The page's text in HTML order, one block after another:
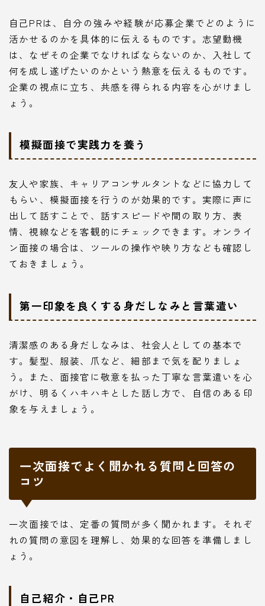
自己PRは、自分の強みや経験が応募企業でどのように
活かせるのかを具体的に伝えるものです。志望動機
は、なぜその企業でなければならないのか、入社して
何を成し遂げたいのかという熱意を伝えるものです。
企業の視点に立ち、共感を得られる内容を心がけまし
ょう。
模擬面接で実践力を養う
友人や家族、キャリアコンサルタントなどに協力して
もらい、模擬面接を行うのが効果的です。実際に声に
出して話すことで、話すスピードや間の取り方、表
情、視線などを客観的にチェックできます。オンライ
ン面接の場合は、ツールの操作や映り方なども確認し
ておきましょう。
第一印象を良くする身だしなみと言葉遣い
清潔感のある身だしなみは、社会人としての基本で
す。髪型、服装、爪など、細部まで気を配りましょ
う。また、面接官に敬意を払った丁寧な言葉遣いを心
がけ、明るくハキハキとした話し方で、自信のある印
象を与えましょう。
一次面接でよく聞かれる質問と回答の
コツ
一次面接では、定番の質問が多く聞かれます。それぞ
れの質問の意図を理解し、効果的な回答を準備しまし
ょう。
自己紹介・自己PR